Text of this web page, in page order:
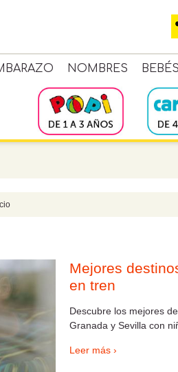
NOMBRES BEBÉS
Mejores
en tren
Descubre los mejores
Granada y Sevilla con
Leer más ›